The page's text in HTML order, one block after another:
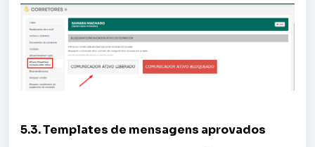
5.3. Templates de mensagens aprovados